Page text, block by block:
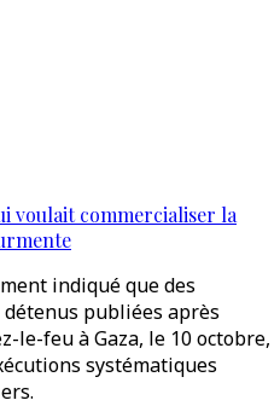
voulait commercialiser la
indiqué que des
publiées après
le-feu à Gaza, le 10 octobre,
systématiques